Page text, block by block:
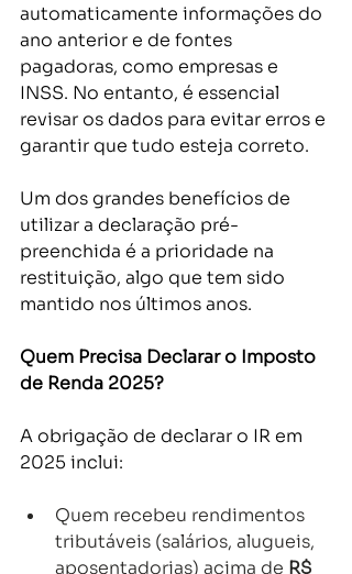
automaticamente informações do
ano anterior e de fontes
pagadoras, como empresas e
INSS. No entanto, é essencial
revisar os dados para evitar erros e
garantir que tudo esteja correto.
Um dos grandes benefícios de
utilizar a declaração pré-
preenchida é a prioridade na
restituição, algo que tem sido
mantido nos últimos anos.
Quem Precisa Declarar o Imposto
de Renda 2025?
A obrigação de declarar o IR em
2025 inclui:
Quem recebeu rendimentos
tributáveis (salários, alugueis,
aposentadorias) acima de R$